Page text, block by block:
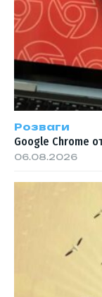
Розваги
Google Chrome
06.08.2026